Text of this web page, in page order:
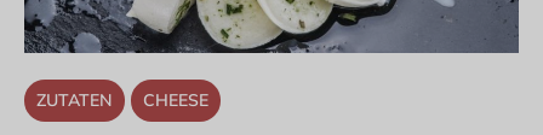
ZUTATEN CHEESE